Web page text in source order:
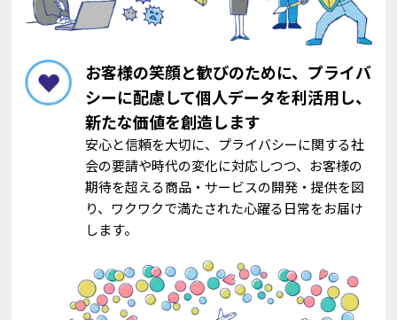
お客様の笑顔と歓びのために、プライバ
シーに配慮して個人データを利活用し、
新たな価値を創造します
安心と信頼を大切に、プライバシーに関する社
会の要請や時代の変化に対応しつつ、お客様の
期待を超える商品・サービスの開発・提供を図
り、ワクワクで満たされた心躍る日常をお届け
します。